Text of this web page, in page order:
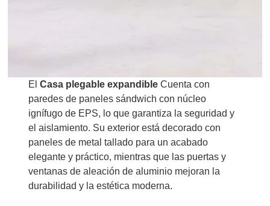
ElCasa plegable expandible Cuenta con
paredes de paneles sándwich con núcleo
ignífugo de EPS, lo que garantiza la seguridad y
el aislamiento. Su exterior está decorado con
paneles de metal tallado para un acabado
elegante y práctico, mientras que las puertas y
ventanas de aleación de aluminio mejoran la
durabilidad y la estética moderna.